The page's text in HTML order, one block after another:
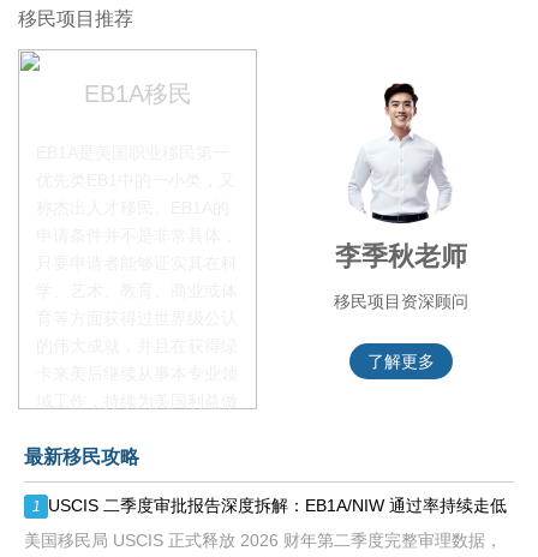
移民项目推荐
EB1A移民
额占全球移民签证配额的
28.6%，即大约4万个移民
签证，都会用于满足"优
先"移民类别的申请。EB1A
李季秋老师
移民项目资深顾问
了解更多
最新移民攻略
1
USCIS 二季度审批报告深度拆解：EB1A/NIW 通过率持续走低
美国移民局 USCIS 正式释放 2026 财年第二季度完整审理数据，